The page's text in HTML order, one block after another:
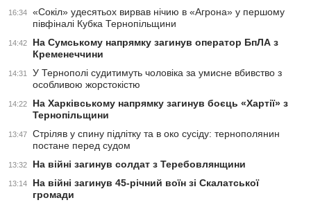
16:34
«Сокіл» удесятьох вирвав нічию в «Агрона» у першому
півфіналі Кубка Тернопільщини
14:42
На Сумському напрямку загинув оператор БпЛА з
Кременеччини
14:31
У Тернополі судитимуть чоловіка за умисне вбивство з
особливою жорстокістю
14:22
На Харківському напрямку загинув боєць «Хартії» з
Тернопільщини
13:47
Стріляв у спину підлітку та в око сусіду: тернополянин
постане перед судом
13:32 На війні загинув солдат з Теребовлянщини
13:14
На війні загинув 45-річний воїн зі Скалатської
громади